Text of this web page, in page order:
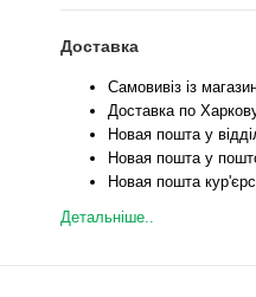
Доставка
Самовивіз із
Доставка по
Новая пошта у
Новая пошта у
Новая пошта
Детальніше..